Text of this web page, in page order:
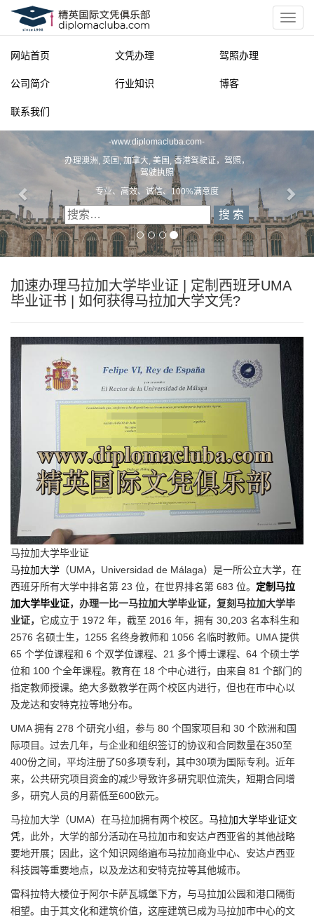
网站首页 文凭办理 驾照办理
公司简介 行业知识 博客
联系我们
-www.diplomacluba.com-
办理澳洲, 英国, 加拿大, 美国, 香港驾驶证，驾照，
驾驶执照
专业、高效、诚信、100%满意度
加速办理马拉加大学毕业证 | 定制西班牙UMA
毕业证书 | 如何获得马拉加大学文凭?
马拉加大学毕业证
马拉加大学 （UMA，Universidad de Málaga）是一所公立大学，在
西班牙所有大学中排名第 23 位，在世界排名第 683 位。 定制马拉
加大学毕业证，办理一比一马拉加大学毕业证，复刻马拉加大学毕
业证， 它成立于 1972 年，截至 2016 年，拥有 30,203 名本科生和
2576 名硕士生，1255 名终身教师和 1056 名临时教师。UMA 提供
65 个学位课程和 6 个双学位课程、21 多个博士课程、64 个硕士学
位和 100 个全年课程。教育在 18 个中心进行，由来自 81 个部门的
指定教师授课。绝大多数教学在两个校区内进行，但也在市中心以
及龙达和安特克拉等地分布。
UMA 拥有 278 个研究小组，参与 80 个国家项目和 30 个欧洲和国
际项目。过去几年，与企业和组织签订的协议和合同数量在350至
400份之间，平均注册了50多项专利，其中30项为国际专利。近年
来，公共研究项目资金的减少导致许多研究职位流失，短期合同增
多，研究人员的月薪低至600欧元。
马拉加大学（UMA）在马拉加拥有两个校区。 马拉加大学毕业证文
凭，此外，大学的部分活动在马拉加市和安达卢西亚省的其他战略
要地开展；因此，这个知识网络遍布马拉加商业中心、安达卢西亚
科技园等重要地点，以及龙达和安特克拉等其他城市。
雷科拉特大楼位于阿尔卡萨瓦城堡下方，与马拉加公园和港口隔街
相望。由于其文化和建筑价值，这座建筑已成为马拉加市中心的文